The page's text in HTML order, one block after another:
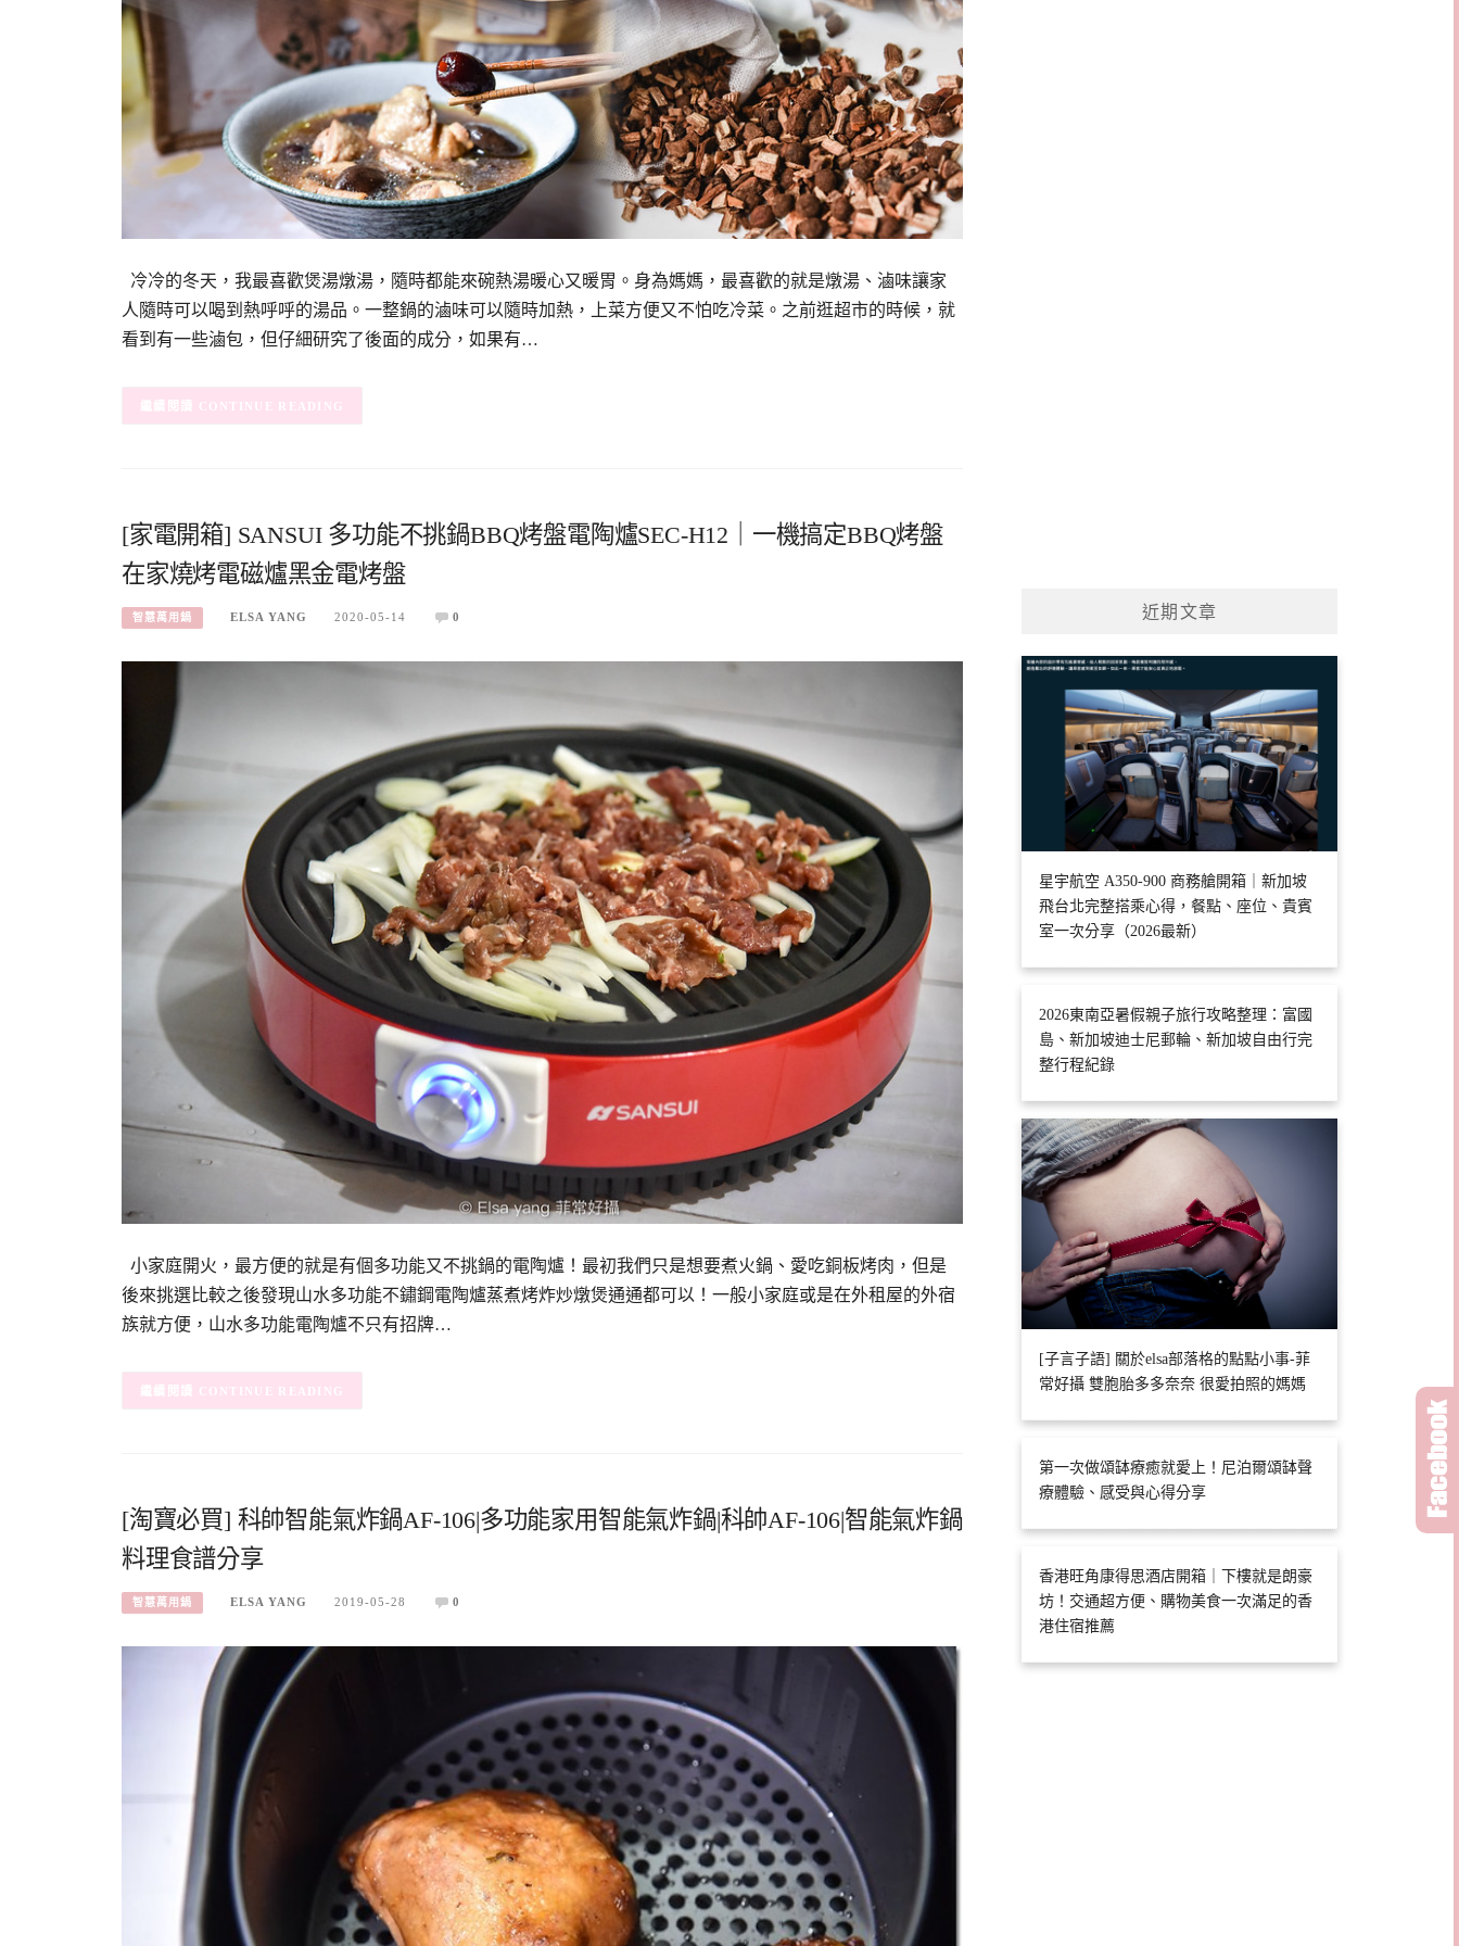
冷冷的冬天，我最喜歡煲湯燉湯，隨時都能來碗熱湯暖心又暖胃。身為媽媽，最喜歡的就是燉湯、滷味讓家
人隨時可以喝到熱呼呼的湯品。一整鍋的滷味可以隨時加熱，上菜方便又不怕吃冷菜。之前逛超市的時候，就
看到有一些滷包，但仔細研究了後面的成分，如果有…
CONTINUE READING
[家電開箱] SANSUI 多功能不挑鍋BBQ烤盤電陶爐SEC-H12｜一機搞定BBQ烤盤
在家燒烤電磁爐黑金電烤盤
智慧萬用鍋 ELSA YANG 2020-05-14 0
小家庭開火，最方便的就是有個多功能又不挑鍋的電陶爐！最初我們只是想要煮火鍋、愛吃銅板烤肉，但是
後來挑選比較之後發現山水多功能不鏽鋼電陶爐蒸煮烤炸炒燉煲通通都可以！一般小家庭或是在外租屋的外宿
族就方便，山水多功能電陶爐不只有招牌…
CONTINUE READING
[淘寶必買] 科帥智能氣炸鍋AF-106|多功能家用智能氣炸鍋|科帥AF-106|智能氣炸鍋
料理食譜分享
智慧萬用鍋 ELSA YANG 2019-05-28 0
近期文章
星宇航空 A350-900 商務艙開箱｜新加坡
飛台北完整搭乘心得，餐點、座位、貴賓
室一次分享（2026最新）
2026東南亞暑假親子旅行攻略整理：富國
島、新加坡迪士尼郵輪、新加坡自由行完
整行程紀錄
[子言子語] 關於elsa部落格的點點小事-菲
常好攝 雙胞胎多多奈奈 很愛拍照的媽媽
第一次做頌缽療癒就愛上！尼泊爾頌缽聲
療體驗、感受與心得分享
香港旺角康得思酒店開箱｜下樓就是朗豪
坊！交通超方便、購物美食一次滿足的香
港住宿推薦